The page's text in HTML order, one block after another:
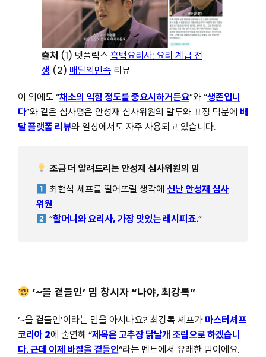
출처 (1) 넷플릭스흑백요리사: 요리 계급 전
쟁 (2) 배달의민족리뷰
이 외에도 “채소의 익힘 정도를 중요시하거든요”와 “생존입니
다”와 같은 심사평은 안성재 심사위원의 말투와 표정 덕분에 배
달 플랫폼 리뷰와 일상에서도 자주 사용되고 있습니다.
조금 더 알려드리는 안성재 심사위원의 밈
최현석 셰프를 떨어뜨릴 생각에신난 안성재 심사
위원
“할머니와 요리사, 가장 맛있는 레시피죠.”
‘~을 곁들인’ 밈 창시자 “나야, 최강록”
‘~을 곁들인’이라는 밈을 아시나요? 최강록 셰프가마스터셰프
코리아 2에 출연해 “제목은 고추장 닭날개 조림으로 하겠습니
다. 근데 이제 바질을 곁들인“라는 멘트에서 유래한 밈이에요.